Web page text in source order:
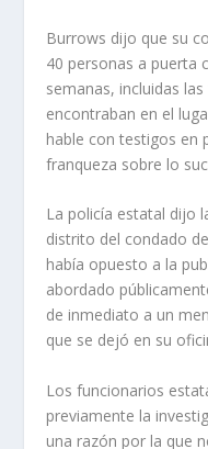
Burrows dijo que su
40 personas a puerta
semanas, incluidas
encontraban en el
hable con testigos en
franqueza sobre lo
La policía estatal dijo
distrito del condado
había opuesto a la
abordado
de inmediato a un
que se dejó en su
Los funcionarios
previamente la
una razón por la que